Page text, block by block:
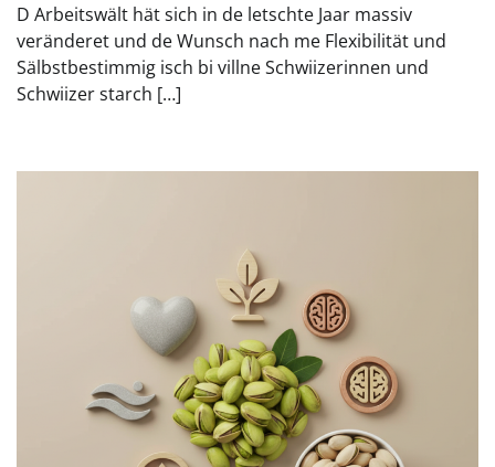
D Arbeitswält hät sich in de letschte Jaar massiv
veränderet und de Wunsch nach me Flexibilität und
Sälbstbestimmig isch bi villne Schwiizerinnen und
Schwiizer starch […]